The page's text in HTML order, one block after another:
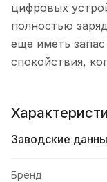
цифровых
полностью
еще иметь
спокойствия,
Заводские
Бренд